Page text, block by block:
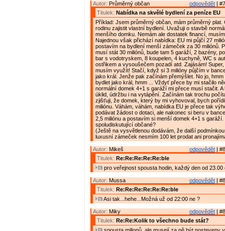
odpovědět |
Autor: Průměrný občan
Titulek: Nabídka na skvělé bydlení za peníze EU
Příklad: Jsem průměrný občan, mám průměrný plat.
rodinu zajistit vlastní bydlení. Uvažuji o stavbě
menšího domku. Nemám ale dostatek financí,
Najednou však přichází nabídka: EU mi půjčí 27
postavím na bydlení menší zámeček za 30 miliónů.
musí stát 30 miliónů, bude tam 5 garáží, 2 bazény,
bar s vodotryskem, 8 koupelen, 4 kuchyně, WC s
ostřikem a vysoušečem pozadí atd. Zajásám!
musím využít! Stačí, když si 3 milióny půjčím v
jako král. Jenže pak začínám přemýšlet. No jo, hmm
bydlet jako král, hmm ... Vždyť přece by mi stačilo
normální domek 4+1 s garáží mi přece musí stačit. A
úklid, údržbu i na vytápění. Začínám tak trochu
zjišťuji, že domek, který by mi vyhovoval, bych
miliónu. Váhám, váhám, nabídka EU je přece tak
podávat žádost o dotaci, ale nakonec si beru v
2,5 miliónu a postavím si menší domek 4+1 s
spoludiskutující občané?
(Ještě na vysvětlenou dodávám, že další
luxusní zámeček nesmím 100 let prodat ani
odpovědět |
Autor: Mikeš
Titulek: Re:Re:Re:Re:Re:ble
pro veřejnost spousta hodin, každý den od 23.00
odpovědět |
Autor: Mussa
Titulek: Re:Re:Re:Re:Re:Re:ble
Asi tak...hehe...Možná už od 22:00 ne ?
odpovědět |
Autor: Miky
Titulek: Re:Re:Kolik to všechno bude stát?